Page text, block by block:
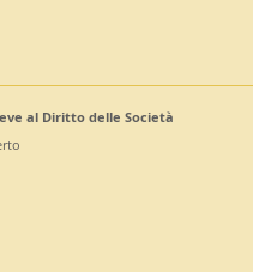
delle Società